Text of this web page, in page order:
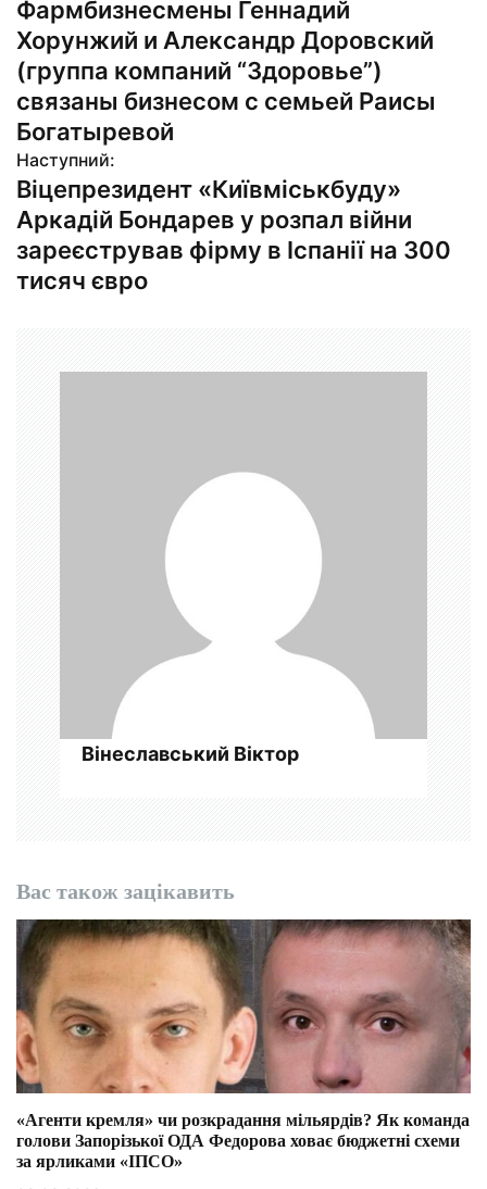
а
в
і
г
а
ц
і
Фармбизнесмены Геннадий
Хорунжий и Александр Доровский
(группа компаний “Здоровье”)
связаны бизнесом с семьей Раисы
Богатыревой
Наступний:
Віцепрезидент «Київміськбуду»
Аркадій Бондарев у розпал війни
зареєстрував фірму в Іспанії на 300
тисяч євро
Вінеславський Віктор
Вас також зацікавить
«Агенти кремля» чи розкрадання мільярдів? Як команда
голови Запорізької ОДА Федорова ховає бюджетні схеми
за ярликами «ІПСО»